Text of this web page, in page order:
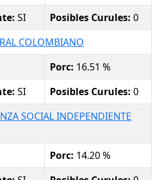
SI Posibles Curules: 0
COLOMBIANO
Porc: 16.51 %
SI Posibles Curules: 0
SOCIAL INDEPENDIENTE
Porc: 14.20 %